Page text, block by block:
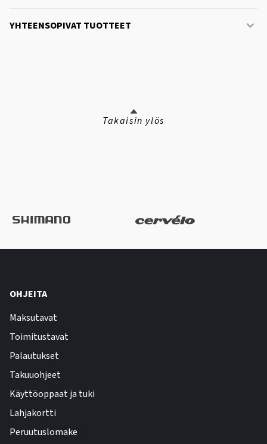
YHTEENSOPIVAT TUOTTEET
Takaisin ylös
OHJEITA
Maksutavat
Toimitustavat
Palautukset
Takuuohjeet
Käyttöoppaat ja tuki
Lahjakortti
Peruutuslomake